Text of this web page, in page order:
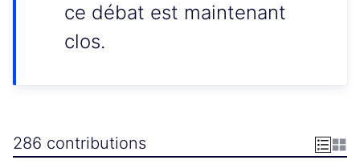
ce débat est maintenant
clos.
286 contributions